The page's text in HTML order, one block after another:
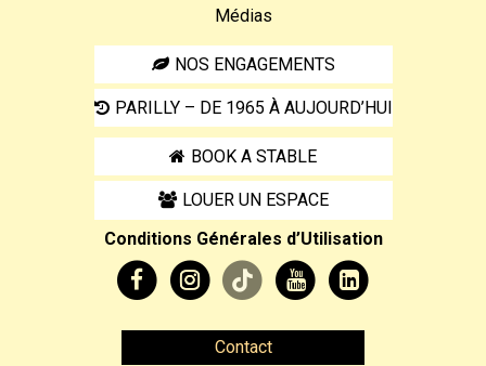
Médias
NOS ENGAGEMENTS
PARILLY – DE 1965 À AUJOURD’HUI
BOOK A STABLE
LOUER UN ESPACE
Conditions Générales d’Utilisation
Contact